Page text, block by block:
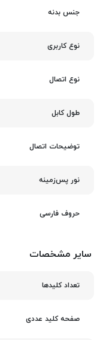
جنس بدنه
نوع کاربری
نوع اتصال
طول کابل
توضیحات اتصال
نور پس‌زمینه
حروف فارسی
سایر مشخصات
تعداد کلیدها
صفحه کلید عددی